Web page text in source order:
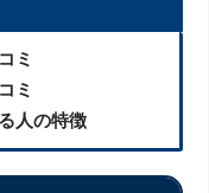
ミ
ミ
人の特徴